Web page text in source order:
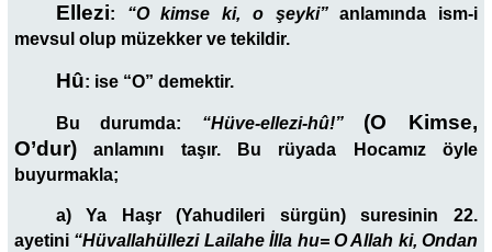
Ellezi: “O kimse ki, o şeyki”anlamında ism-i
mevsul olup müzekker ve tekildir.
Hû: ise “O” demektir.
Bu durumda: “Hüve-ellezi-hû!”
(O Kimse,
O’dur)
anlamını taşır. Bu rüyada Hocamız öyle
buyurmakla;
a) Ya Haşr (Yahudileri sürgün) suresinin 22.
ayetini “Hüvallahüllezi Lailahe İlla hu= O Allah ki, Ondan